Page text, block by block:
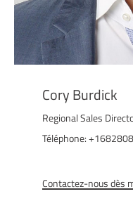
Cory Burdick
Regional Sales
Téléphone:
Contactez-nous dès